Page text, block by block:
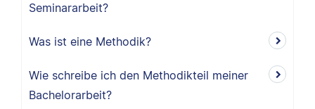
Seminararbeit?
Was ist eine Methodik?
Wie schreibe ich den Methodikteil meiner
Bachelorarbeit?